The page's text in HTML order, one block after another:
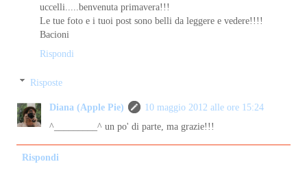
uccelli.....benvenuta primavera!!!
Le tue foto e i tuoi post sono belli da leggere e vedere!!!!
Bacioni
Rispondi
Risposte
Diana (Apple Pie)
10 maggio 2012 alle ore 15:24
^_________^ un po' di parte, ma grazie!!!
Rispondi